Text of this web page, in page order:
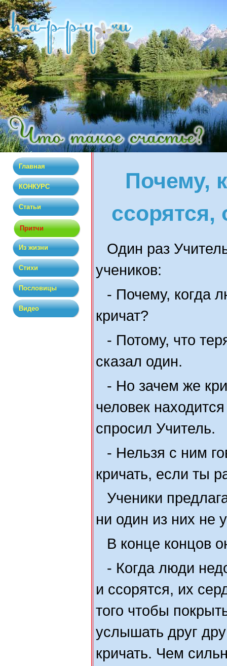
Главная
КОНКУРС
Статьи
Притчи
Из жизни
Стихи
Пословицы
Видео
Почему,
ссорятся,
Один раз
учеников:
- Почему, когда
кричат?
- Потому, что
сказал один.
- Но зачем же
человек
спросил Учитель.
- Нельзя с ним
кричать, если ты
Ученики
ни один из них не
В конце концов
- Когда люди
и ссорятся, их
того чтобы
услышать друг
кричать. Чем